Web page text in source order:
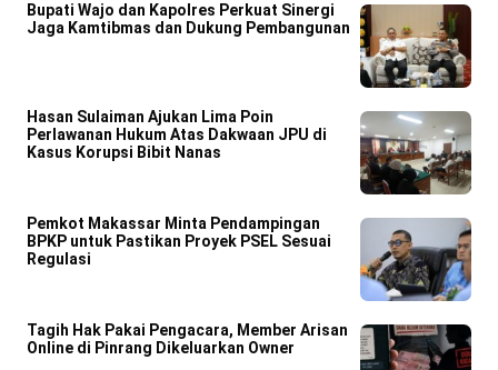
Bupati Wajo dan Kapolres Perkuat Sinergi
Jaga Kamtibmas dan Dukung Pembangunan
Hasan Sulaiman Ajukan Lima Poin
Perlawanan Hukum Atas Dakwaan JPU di
Kasus Korupsi Bibit Nanas
Pemkot Makassar Minta Pendampingan
BPKP untuk Pastikan Proyek PSEL Sesuai
Regulasi
Tagih Hak Pakai Pengacara, Member Arisan
Online di Pinrang Dikeluarkan Owner